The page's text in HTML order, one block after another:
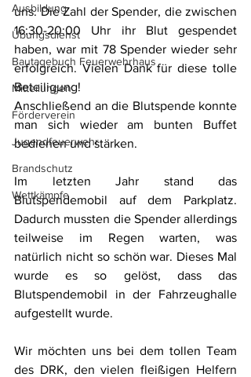
Ausbildung
Übungsdienst
Bautagebuch Feuerwehrhaus
Mitteilungen
Förderverein
Jugendfeuerwehr
Brandschutz
Wettkämpfe
uns. Die Zahl der Spender, die zwischen
16:30-20:00 Uhr ihr Blut gespendet
haben, war mit 78 Spender wieder sehr
erfolgreich. Vielen Dank für diese tolle
Beteiligung!
Anschließend an die Blutspende konnte
man sich wieder am bunten Buffet
bedienen und stärken.
Im letzten Jahr stand das
Blutspendemobil auf dem Parkplatz.
Dadurch mussten die Spender allerdings
teilweise im Regen warten, was
natürlich nicht so schön war. Dieses Mal
wurde es so gelöst, dass das
Blutspendemobil in der Fahrzeughalle
aufgestellt wurde.
Wir möchten uns bei dem tollen Team
des DRK, den vielen fleißigen Helfern